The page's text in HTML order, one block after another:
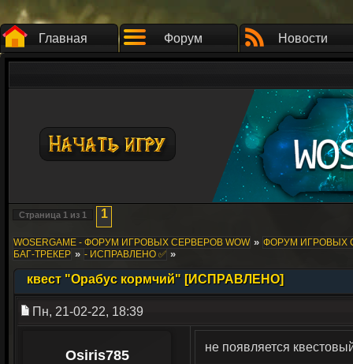
Главная Форум Новости
Страница 1 из 1 1
WOSERGAME - ФОРУМ ИГРОВЫХ СЕРВЕРОВ WOW » ФОРУМ ИГРОВЫХ
БАГ-ТРЕКЕР » - ИСПРАВЛЕНО ✅ »
квест "Орабус кормчий" [ИСПРАВЛЕНО]
Пн, 21-02-22, 18:39
Osiris785
не появляется